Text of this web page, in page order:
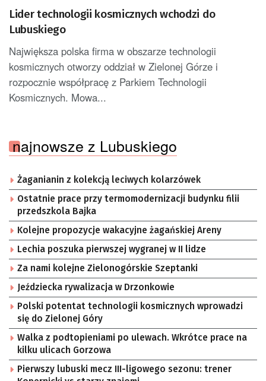
Lider technologii kosmicznych wchodzi do
Lubuskiego
Największa polska firma w obszarze technologii
kosmicznych otworzy oddział w Zielonej Górze i
rozpocznie współpracę z Parkiem Technologii
Kosmicznych. Mowa...
najnowsze z Lubuskiego
Żaganianin z kolekcją leciwych kolarzówek
Ostatnie prace przy termomodernizacji budynku filii
przedszkola Bajka
Kolejne propozycje wakacyjne żagańskiej Areny
Lechia poszuka pierwszej wygranej w II lidze
Za nami kolejne Zielonogórskie Szeptanki
Jeździecka rywalizacja w Drzonkowie
Polski potentat technologii kosmicznych wprowadzi
się do Zielonej Góry
Walka z podtopieniami po ulewach. Wkrótce prace na
kilku ulicach Gorzowa
Pierwszy lubuski mecz III-ligowego sezonu: trener